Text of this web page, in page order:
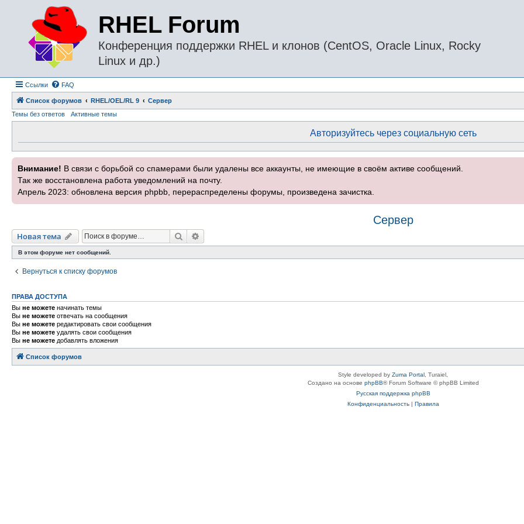
RHEL Forum
Конференция поддержки RHEL и клонов (CentOS, Oracle Linux, Rocky
Linux и др.)
Ссылки FAQ
Список форумов RHEL/OEL/RL 9
Сервер
Темы без ответов
Активные темы
Авторизуйтесь через социальную сеть
Внимание! В связи с борьбой со спамерами были удалены все аккаунты, не имеющие в своём активе сообщений.
Так же восстановлена работа уведомлений на почту.
Апрель 2023: обновлена версия phpbb, перераспределены форумы, произведена зачистка.
Сервер
Новая тема Поиск
В этом форуме нет сообщений.
Вернуться к списку форумов
ПРАВА ДОСТУПА
Вы не можете начинать темы
Вы не можете отвечать на сообщения
Вы не можете редактировать свои сообщения
Вы не можете удалять свои сообщения
Вы не можете добавлять вложения
Список форумов
Style developed by Zuma Portal , Turaiel,
Создано на основе phpBB® Forum Software © phpBB Limited
Русская поддержка phpBB
Конфиденциальность| Правила